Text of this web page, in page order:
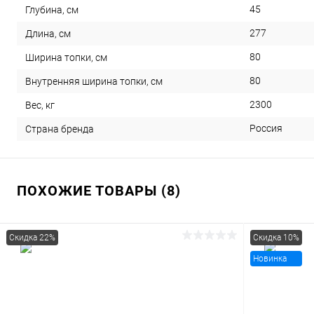
Глубина, см 45
Длина, см 277
Ширина топки, см 80
Внутренняя ширина топки, см 80
Вес, кг 2300
Страна бренда Россия
ПОХОЖИЕ ТОВАРЫ (8)
Скидка 22% Скидка 10%
Новинка